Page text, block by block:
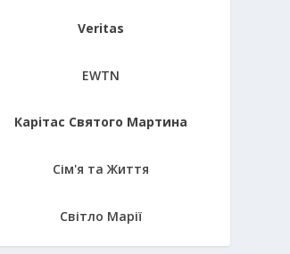
Veritas
EWTN
Карітас Святого Мартина
Сім'я та Життя
Світло Марії